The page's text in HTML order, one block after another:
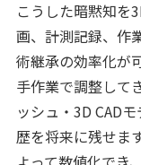
こうした暗黙知を
画、計測記録、作
術継承の効率化が
手作業で調整して
ッシュ・3D CAD
歴を将来に残せま